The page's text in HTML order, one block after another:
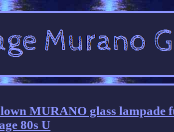
MURANO glass lampade
80s U